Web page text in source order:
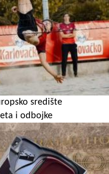
središte
i odbojke